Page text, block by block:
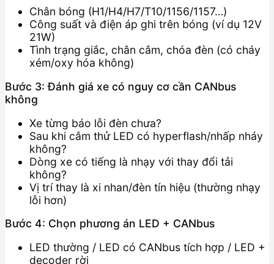
Chân bóng (H1/H4/H7/T10/1156/1157…)
Công suất và điện áp ghi trên bóng (ví dụ 12V
21W)
Tình trạng giắc, chân cắm, chóa đèn (có cháy
xém/oxy hóa không)
Bước 3: Đánh giá xe có nguy cơ cần CANbus
không
Xe từng báo lỗi đèn chưa?
Sau khi cắm thử LED có hyperflash/nhấp nháy
không?
Dòng xe có tiếng là nhạy với thay đổi tải
không?
Vị trí thay là xi nhan/đèn tín hiệu (thường nhạy
lỗi hơn)
Bước 4: Chọn phương án LED + CANbus
LED thường / LED có CANbus tích hợp / LED +
decoder rời